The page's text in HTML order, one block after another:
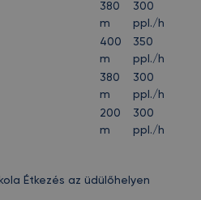
380
m
300
ppl./h
400
m
350
ppl./h
380
m
300
ppl./h
200
m
300
ppl./h
Étkezés az üdülőhelyen